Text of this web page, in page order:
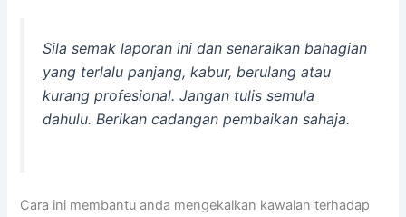
Sila semak laporan ini dan senaraikan bahagian
yang terlalu panjang, kabur, berulang atau
kurang profesional. Jangan tulis semula
dahulu. Berikan cadangan pembaikan sahaja.
Cara ini membantu anda mengekalkan kawalan terhadap